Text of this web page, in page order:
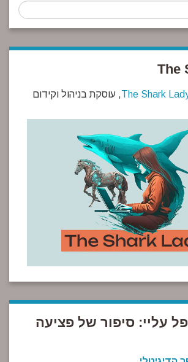
The
The Shark, עוסקת בניהול וקידום
עליי: סיפור של פציעה